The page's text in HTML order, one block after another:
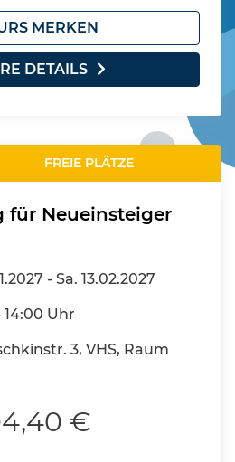
MERKEN
DETAILS
FREIE PLÄTZE
für Neueinsteiger
-Sa. 13.02.2027
Uhr
3, VHS, Raum
€